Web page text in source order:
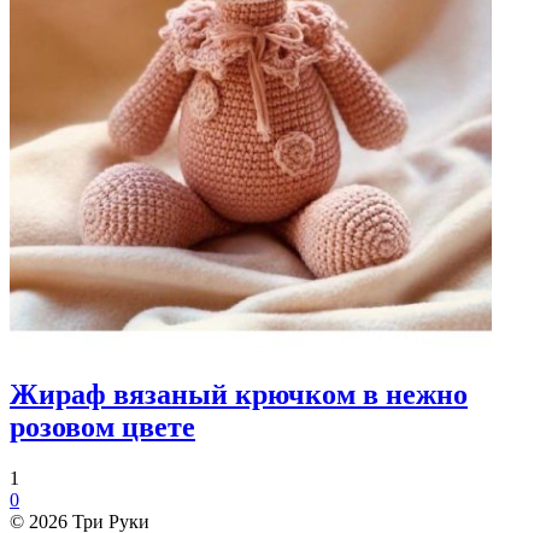
Жираф вязаный крючком в нежно
розовом цвете
1
0
© 2026 Три Руки